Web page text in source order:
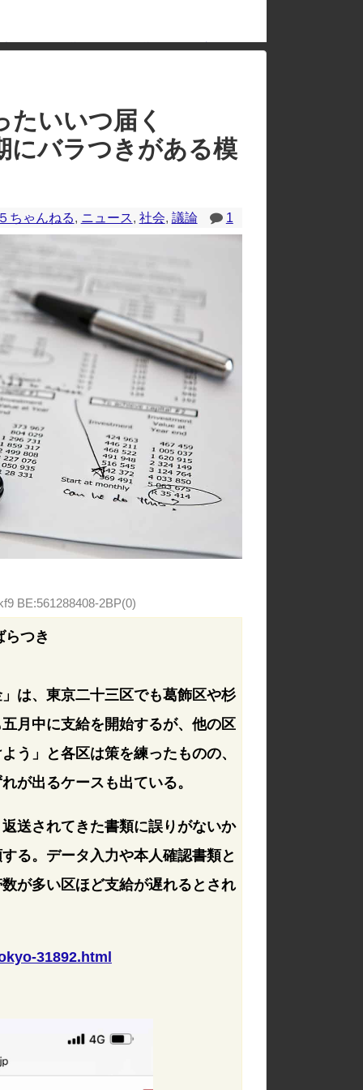
中国「衝突事故！（2025年」中国軍と中国海警局「フィリピン船の追跡中に衝突！（8/11」中国「2人死亡」中国政府「1年間隠蔽」日本「隠蔽された事実報道！（2026年」→
イアウトが崩れたりする場合があります。
たいいつ届く
バラつきがある模
ちゃんねる, ニュース, 社会, 議論 1
BE:561288408-2BP(0)
つき
は、東京二十三区でも葛飾区や杉
月中に支給を開始するが、他の区
う」と各区は策を練ったものの、
が出るケースも出ている。
送されてきた書類に誤りがないか
る。データ入力や本人確認書類と
が多い区ほど支給が遅れるとされ
31892.html